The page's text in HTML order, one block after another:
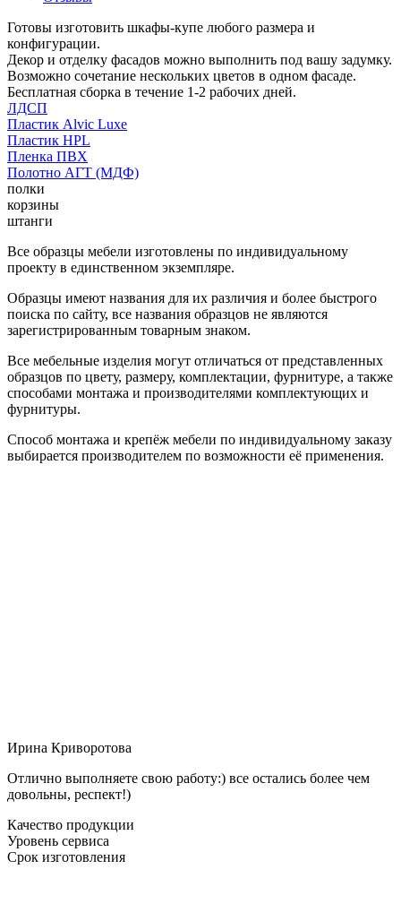
Готовы изготовить шкафы-купе любого размера и
конфигурации.
Декор и отделку фасадов можно выполнить под вашу задумку.
Возможно сочетание нескольких цветов в одном фасаде.
Бесплатная сборка в течение 1-2 рабочих дней.
ЛДСП
Пластик Alvic Luxe
Пластик HPL
Пленка ПВХ
Полотно АГТ (МДФ)
полки
корзины
штанги
Все образцы мебели изготовлены по индивидуальному
проекту в единственном экземпляре.
Образцы имеют названия для их различия и более быстрого
поиска по сайту, все названия образцов не являются
зарегистрированным товарным знаком.
Все мебельные изделия могут отличаться от представленных
образцов по цвету, размеру, комплектации, фурнитуре, а также
способами монтажа и производителями комплектующих и
фурнитуры.
Способ монтажа и крепёж мебели по индивидуальному заказу
выбирается производителем по возможности её применения.
Ирина Криворотова
Отлично выполняете свою работу:) все остались более чем
довольны, респект!)
Качество продукции
Уровень сервиса
Срок изготовления